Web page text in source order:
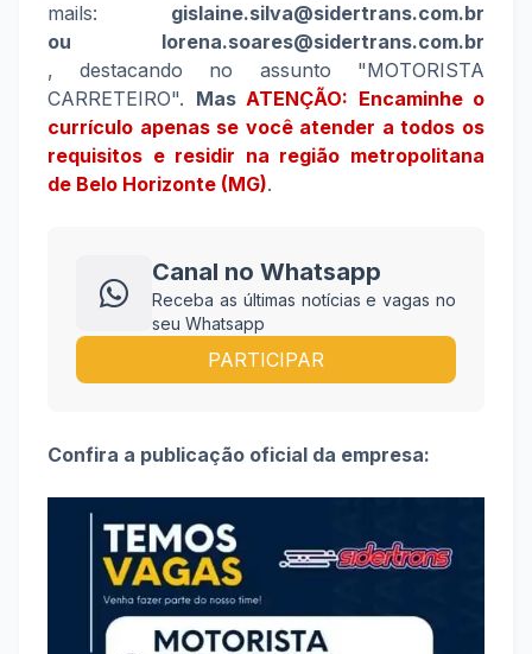
mails: gislaine.silva@sidertrans.com.br
ou lorena.soares@sidertrans.com.br
,
destacando no assunto "MOTORISTA
CARRETEIRO". Mas ATENÇÃO: Encaminhe o
currículo apenas se você atender a todos os
requisitos e residir na região metropolitana
de Belo Horizonte (MG).
Canal no Whatsapp
Receba as últimas notícias e vagas no
seu Whatsapp
PARTICIPAR
Confira a publicação oficial da empresa: